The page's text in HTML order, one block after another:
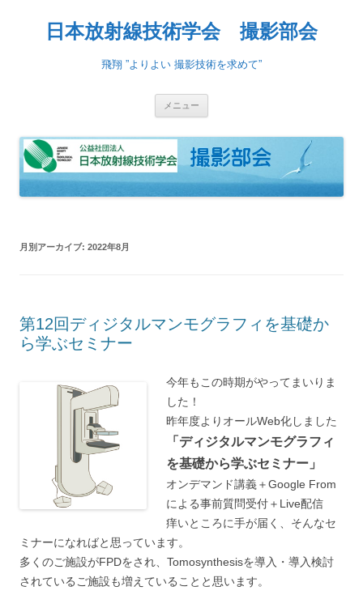
日本放射線技術学会 撮影部会
飛翔 ”よりよい 撮影技術を求めて”
メニュー
ツ
へ
ス
プ
月別アーカイブ: 2022年8月
第12回ディジタルマンモグラフィを基礎か
ら学ぶセミナー
今年も この時期がやってまいりま
した！
昨年度よりオールWeb化しました
「ディジタルマンモグラフィ
を基礎から学ぶセミナー」
オンデマンド講義＋Google From
による事前質問受付＋Live配信
痒いところに手が届く、そんなセ
ミナーになればと思っています。
多くのご施設がFPDをされ、Tomosynthesisを導入・導入検討
されているご施設も増えていることと思います。